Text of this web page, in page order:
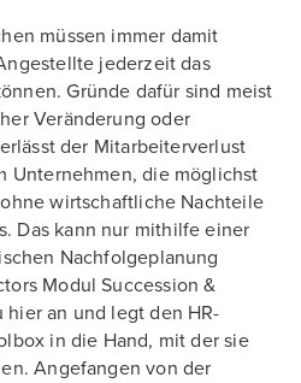
müssen immer damit
jederzeit das
Gründe dafür sind meist
Veränderung oder
der Mitarbeiterverlust
Unternehmen, die möglichst
wirtschaftliche Nachteile
Das kann nur mithilfe einer
Nachfolgeplanung
Modul Succession &
an und legt den HR-
in die Hand, mit der sie
Angefangen von der